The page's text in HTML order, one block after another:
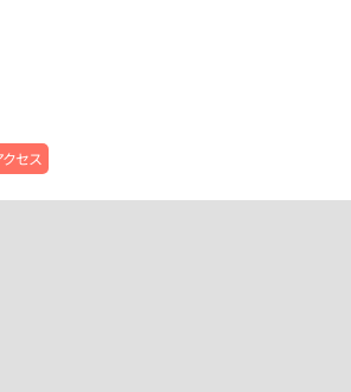
クセス